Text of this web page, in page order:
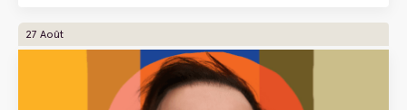
27 Août